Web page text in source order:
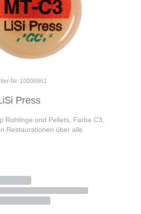
Nr. 10006961
Press
Rohlinge und Pellets, Farbe C3,
Restaurationen über alle